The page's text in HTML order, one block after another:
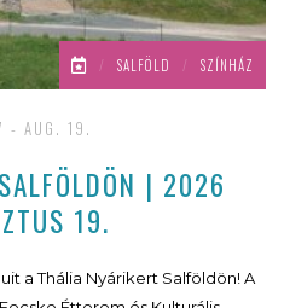
/ SALFÖLD / SZÍNHÁZ
- AUG. 19.
| 2026
19.
a Thália Nyárikert Salföldön! A